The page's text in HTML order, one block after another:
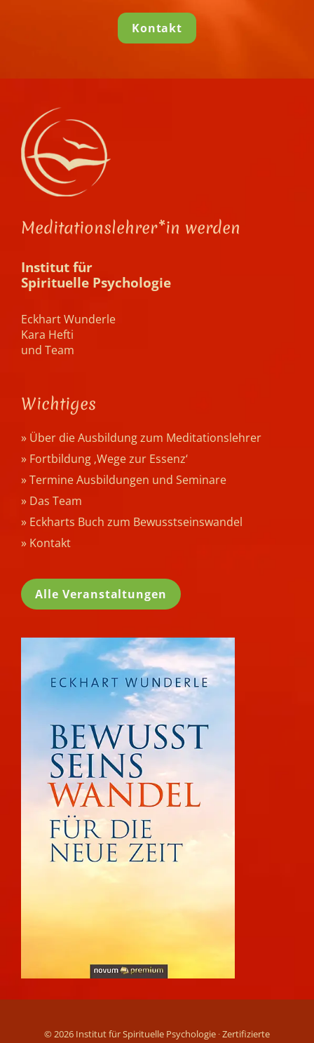
Kontakt
Meditationslehrer*in werden
Institut für
Spirituelle Psychologie
Eckhart Wunderle
Kara Hefti
und Team
Wichtiges
» Über die Ausbildung zum Meditationslehrer
» Fortbildung ‚Wege zur Essenz‘
» Termine Ausbildungen und Seminare
» Das Team
» Eckharts Buch zum Bewusstseinswandel
» Kontakt
Alle Veranstaltungen
© 2026 Institut für Spirituelle Psychologie ∙ Zertifizierte